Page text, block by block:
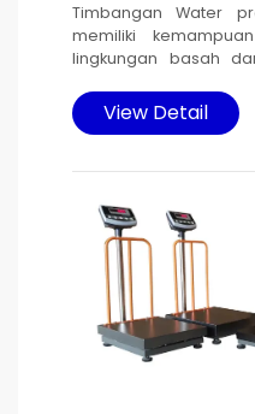
Timbangan Water
memiliki
lingkungan basah
menimbang hasil
storage.
Timbangan ini di
terjangkau dengan
Sumber daya listrik
memakai kabel
karet pada konektor
air yang bisa
bisa dioperasikan
View Detail